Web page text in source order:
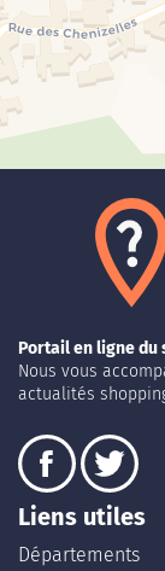
Portail en ligne du
Nous vous
actualités
Liens utiles
Départements